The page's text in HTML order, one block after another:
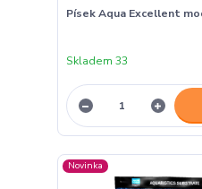
Písek Aqua Excellent
Skladem 33
Novinka